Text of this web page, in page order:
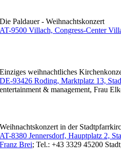
Die Paldauer - Weihnachtskonzert
AT-9500 Villach, Congress-Center
Einziges weihnachtliches
DE-93426 Roding, Marktplatz 13,
entertainment & management, Frau
Weihnachtskonzert in der
AT-8380 Jennersdorf, Hauptplatz 2,
Franz Brei; Tel.: +43 3329 45200